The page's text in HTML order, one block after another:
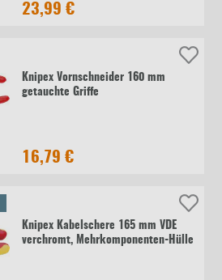
23,99 €
Knipex Vornschneider 160 mm
getauchte Griffe
16,79 €
Knipex Kabelschere 165 mm VDE
verchromt, Mehrkomponenten-Hülle